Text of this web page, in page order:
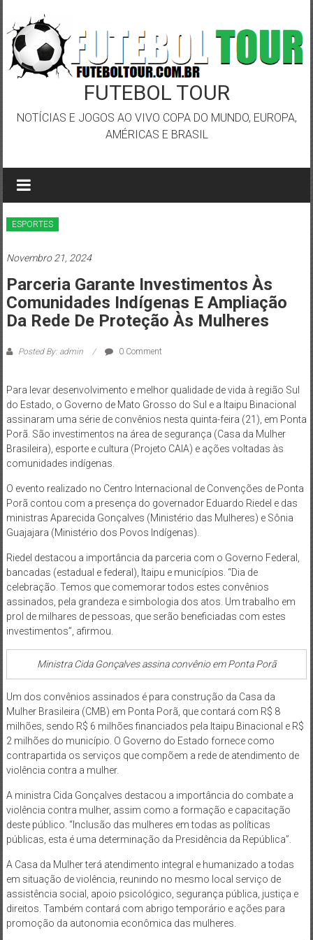
content
FUTEBOL TOUR
NOTÍCIAS E JOGOS AO VIVO COPA DO MUNDO, EUROPA,
AMÉRICAS E BRASIL
ESPORTES
Novembro 21, 2024
Parceria Garante Investimentos Às
Comunidades Indígenas E Ampliação
Da Rede De Proteção Às Mulheres
Posted By: admin 0 Comment
Para levar desenvolvimento e melhor qualidade de vida à região Sul
do Estado, o Governo de Mato Grosso do Sul e a Itaipu Binacional
assinaram uma série de convênios nesta quinta-feira (21), em Ponta
Porã. São investimentos na área de segurança (Casa da Mulher
Brasileira), esporte e cultura (Projeto CAIA) e ações voltadas às
comunidades indígenas.
O evento realizado no Centro Internacional de Convenções de Ponta
Porã contou com a presença do governador Eduardo Riedel e das
ministras Aparecida Gonçalves (Ministério das Mulheres) e Sônia
Guajajara (Ministério dos Povos Indígenas).
Riedel destacou a importância da parceria com o Governo Federal,
bancadas (estadual e federal), Itaipu e municípios. “Dia de
celebração. Temos que comemorar todos estes convênios
assinados, pela grandeza e simbologia dos atos. Um trabalho em
prol de milhares de pessoas, que serão beneficiadas com estes
investimentos”, afirmou.
Ministra Cida Gonçalves assina convênio em Ponta Porã
Um dos convênios assinados é para construção da Casa da
Mulher Brasileira (CMB) em Ponta Porã, que contará com R$ 8
milhões, sendo R$ 6 milhões financiados pela Itaipu Binacional e R$
2 milhões do município. O Governo do Estado fornece como
contrapartida os serviços que compõem a rede de atendimento de
violência contra a mulher.
A ministra Cida Gonçalves destacou a importância do combate a
violência contra mulher, assim como a formação e capacitação
deste público. “Inclusão das mulheres em todas as políticas
públicas, esta é uma determinação da Presidência da República”.
A Casa da Mulher terá atendimento integral e humanizado a todas
em situação de violência, reunindo no mesmo local serviço de
assistência social, apoio psicológico, segurança pública, justiça e
direitos. Também contará com abrigo temporário e ações para
promoção da autonomia econômica das mulheres.